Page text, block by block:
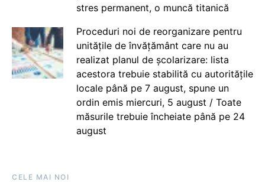
stres permanent, o muncă titanică
Proceduri noi de reorganizare pentru
unitățile de învățământ care nu au
realizat planul de școlarizare: lista
acestora trebuie stabilită cu autoritățile
locale până pe 7 august, spune un
ordin emis miercuri, 5 august / Toate
măsurile trebuie încheiate până pe 24
august
CELE MAI NOI